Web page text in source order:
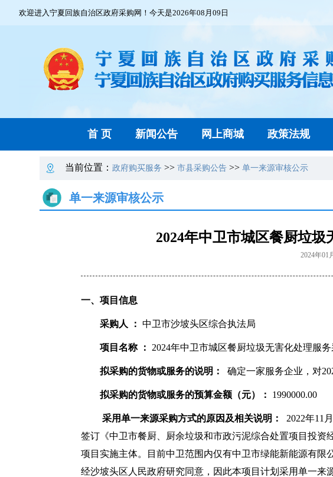
欢迎进入宁夏回族自治区政府采购网！今天是2026年08月09日
首 页 新闻公告 网上商城 政策法规
当前位置： 政府购买服务 >> 市县采购公告 >> 单一来源审核公示
单一来源审核公示
2024年中卫市城区餐厨垃
2024年01
一、项目信息
采购人 ： 中卫市沙坡头区综合执法局
项目名称 ： 2024年中卫市城区餐厨垃圾无害化处理服务
拟采购的货物或服务的说明： 确定一家服务企业，对
拟采购的货物或服务的预算金额（元）： 1990000.00
采用单一来源采购方式的原因及相关说明：
2022年11
签订《中卫市餐厨、厨余垃圾和市政污泥综合处置项目投
项目实施主体。目前中卫范围内仅有中卫市绿能新能源有
经沙坡头区人民政府研究同意，因此本项目计划采用单一来